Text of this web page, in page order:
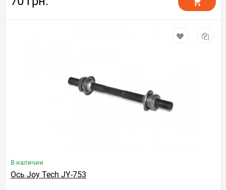
В наличии
Ось Joy Tech JY-753